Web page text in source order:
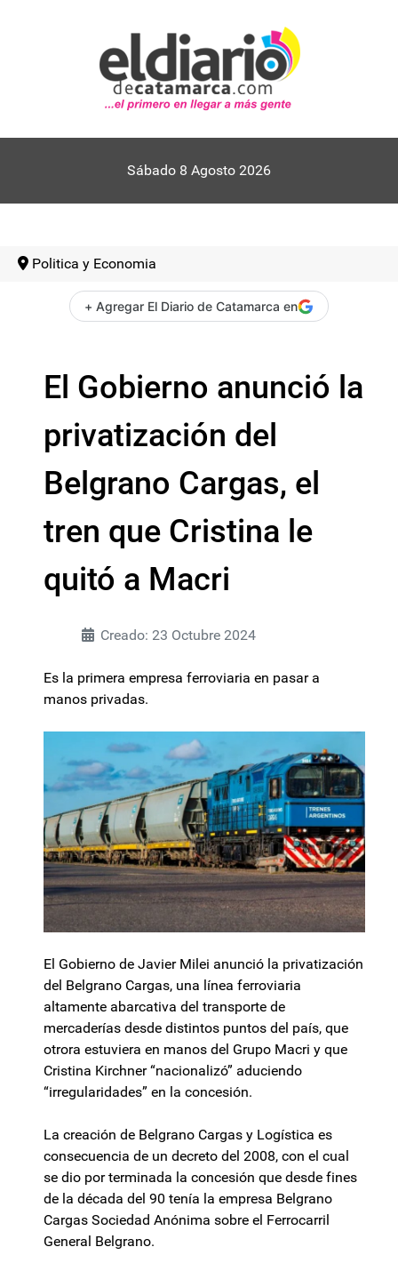
Sábado 8 Agosto 2026
Politica y Economia
+ Agregar El Diario de Catamarca en
El Gobierno anunció la
privatización del
Belgrano Cargas, el
tren que Cristina le
quitó a Macri
Creado: 23 Octubre 2024
Es la primera empresa ferroviaria en pasar a
manos privadas.
El Gobierno de Javier Milei anunció la privatización
del Belgrano Cargas, una línea ferroviaria
altamente abarcativa del transporte de
mercaderías desde distintos puntos del país, que
otrora estuviera en manos del Grupo Macri y que
Cristina Kirchner “nacionalizó” aduciendo
“irregularidades” en la concesión.
La creación de Belgrano Cargas y Logística es
consecuencia de un decreto del 2008, con el cual
se dio por terminada la concesión que desde fines
de la década del 90 tenía la empresa Belgrano
Cargas Sociedad Anónima sobre el Ferrocarril
General Belgrano.